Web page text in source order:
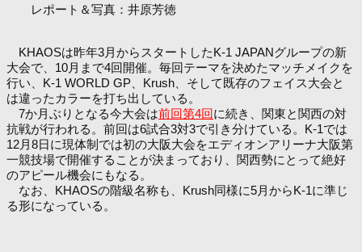
レポート＆写真：井原芳徳
KHAOSは昨年3月からスタートしたK-1 JAPANグループの新
大会で、10月まで4回開催。毎回テーマを決めたマッチメイクを
行い、K-1 WORLD GP、Krush、そして既存のフェイス大会と
は違ったカラーを打ち出している。
7か月ぶりとなる今大会は前回第4回に続き、関東と関西の対
抗戦が行われる。前回は6試合3対3で引き分けている。K-1では
12月8日に現体制では初の大阪大会をエディオンアリーナ大阪第
一競技場で開催することが決まっており、関西勢にとって絶好
のアピール機会にもなる。
なお、KHAOSの階級名称も、Krush同様に5月からK-1に準じ
る形になっている。